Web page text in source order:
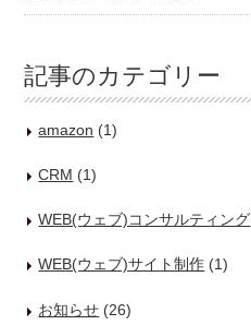
記事のカテゴリー
amazon (1)
CRM (1)
WEB(ウェブ)コンサルティング
WEB(ウェブ)サイト制作 (1)
お知らせ (26)